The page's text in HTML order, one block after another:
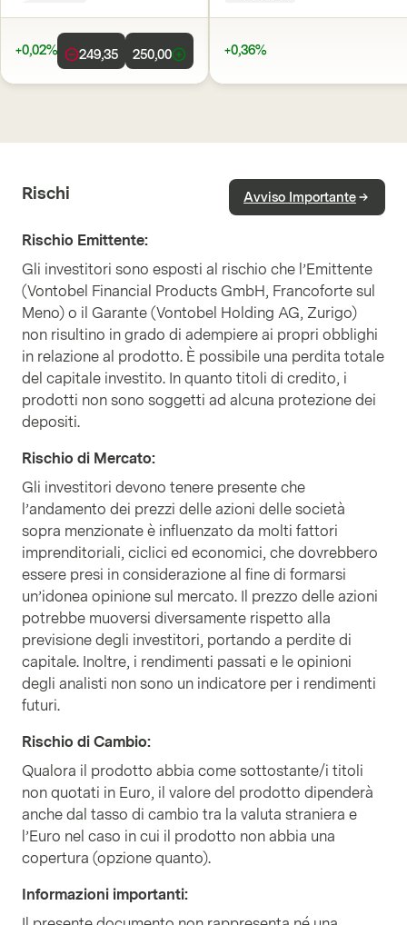
+0,02% 249,35 250,00 +0,36%
Rischi Avviso Importante
Rischio Emittente:
Gli investitori sono esposti al rischio che l’Emittente
(Vontobel Financial Products GmbH, Francoforte sul
Meno) o il Garante (Vontobel Holding AG, Zurigo)
non risultino in grado di adempiere ai propri obblighi
in relazione al prodotto. È possibile una perdita totale
del capitale investito. In quanto titoli di credito, i
prodotti non sono soggetti ad alcuna protezione dei
depositi.
Rischio di Mercato:
Gli investitori devono tenere presente che
l’andamento dei prezzi delle azioni delle società
sopra menzionate è influenzato da molti fattori
imprenditoriali, ciclici ed economici, che dovrebbero
essere presi in considerazione al fine di formarsi
un’idonea opinione sul mercato. Il prezzo delle azioni
potrebbe muoversi diversamente rispetto alla
previsione degli investitori, portando a perdite di
capitale. Inoltre, i rendimenti passati e le opinioni
degli analisti non sono un indicatore per i rendimenti
futuri.
Rischio di Cambio:
Qualora il prodotto abbia come sottostante/i titoli
non quotati in Euro, il valore del prodotto dipenderà
anche dal tasso di cambio tra la valuta straniera e
l’Euro nel caso in cui il prodotto non abbia una
copertura (opzione quanto).
Informazioni importanti: